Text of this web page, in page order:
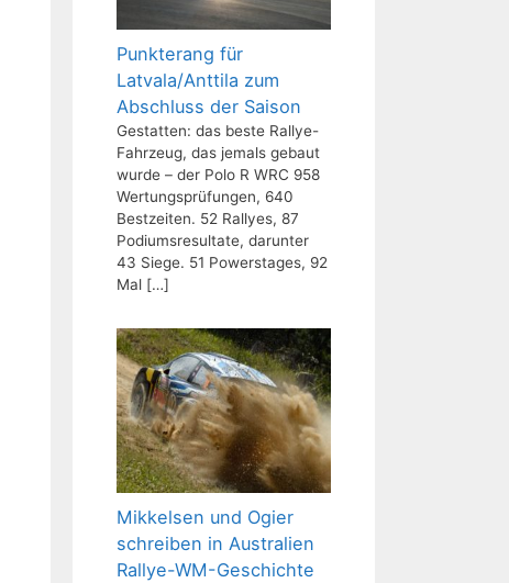
Punkterang für
Latvala/Anttila zum
Abschluss der Saison
Gestatten: das beste Rallye-
Fahrzeug, das jemals gebaut
wurde – der Polo R WRC 958
Wertungsprüfungen, 640
Bestzeiten. 52 Rallyes, 87
Podiumsresultate, darunter
43 Siege. 51 Powerstages, 92
Mal […]
Mikkelsen und Ogier
schreiben in Australien
Rallye-WM-Geschichte